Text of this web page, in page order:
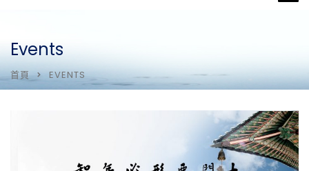
Events
首頁 EVENTS